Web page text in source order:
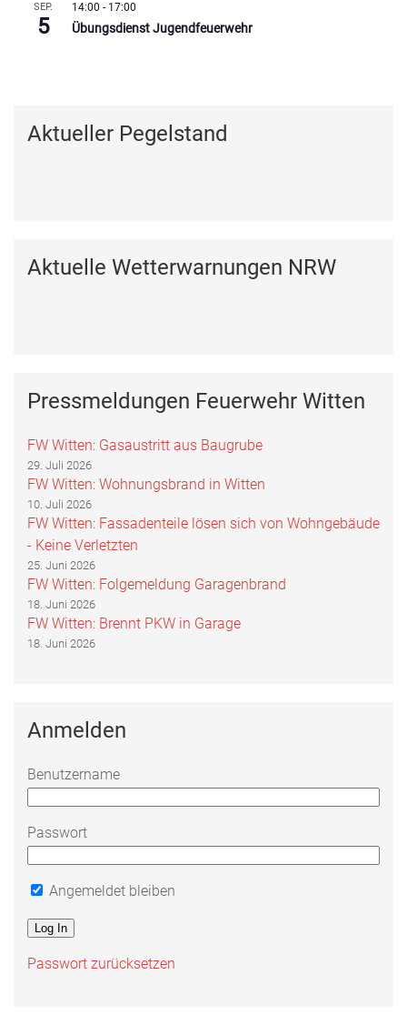
SEP.
5
14:00 - 17:00
Übungsdienst Jugendfeuerwehr
Aktueller Pegelstand
Aktuelle Wetterwarnungen NRW
Pressmeldungen Feuerwehr Witten
FW Witten: Gasaustritt aus Baugrube
29. Juli 2026
FW Witten: Wohnungsbrand in Witten
10. Juli 2026
FW Witten: Fassadenteile lösen sich von Wohngebäude
- Keine Verletzten
25. Juni 2026
FW Witten: Folgemeldung Garagenbrand
18. Juni 2026
FW Witten: Brennt PKW in Garage
18. Juni 2026
Anmelden
Benutzername
Passwort
Angemeldet bleiben
Passwort zurücksetzen